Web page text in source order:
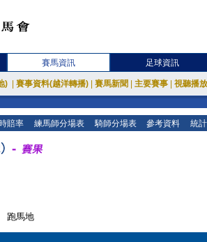
賽馬資訊 足球資訊
) 賽事資料(越洋轉播) 賽馬新聞 主要賽事 視聽播
賠率 練馬師分場表 騎師分場表 參考資料 統
跑馬地